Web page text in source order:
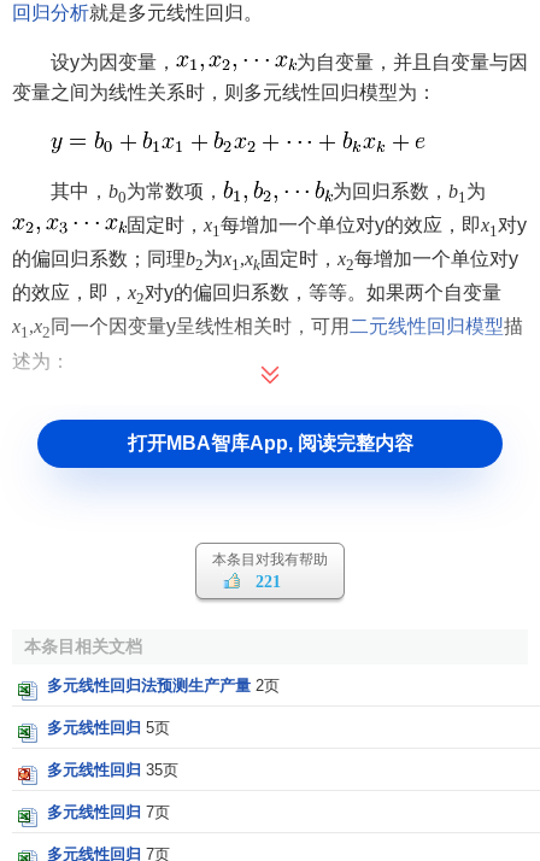
回归分析就是多元线性回归。
设y为因变量，
为自变量，并且自变量与因
变量之间为线性关系时，则多元线性回归模型为：
其中， b0为常数项， 为回归系数， b1 为
固定时， x1每增加一个单位对y的效应，即x1对y
的偏回归系数；同理b2为x1,xk固定时， x2每增加一个单位对y
的效应，即， x2对y的偏回归系数，等等。如果两个自变量
x1,x2 同一个因变量y呈线性相关时，可用二元线性回归模型描
述为：
0 1 1 2 2
建立多元性回归模型时，为了保证回归模型具有优良的
(1)自变量对因变量必须有显著的影响，并呈密切的
(2)自变量与因变量之间的线性相关必须是真实的，而不
是形式上的；
(3)自变量之间具有一定的互斥性，即自变量之间的相关
程度不应高于自变量与因变量之间的相关程度；
(4)自变量应具有完整的
打开MBA智库App, 阅读完整内容
本条目对我有帮助
221
本条目相关文档
多元线性回归法预测生产产量 2页
多元线性回归 5页
多元线性回归 35页
多元线性回归 7页
多元线性回归 7页